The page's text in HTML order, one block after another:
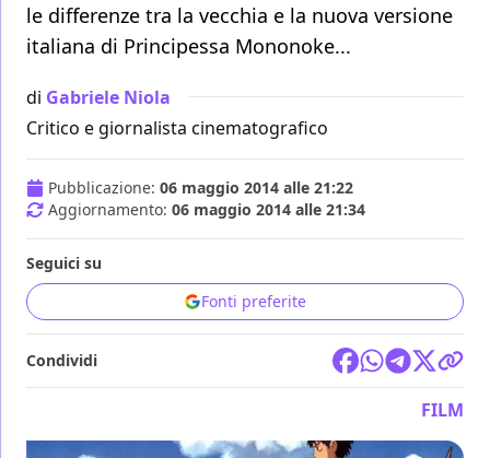
le differenze tra la vecchia e la nuova versione
italiana di Principessa Mononoke...
di Gabriele Niola
Critico e giornalista cinematografico
Pubblicazione: 06 maggio 2014 alle 21:22
Aggiornamento: 06 maggio 2014 alle 21:34
Seguici su
Fonti preferite
Condividi
FILM